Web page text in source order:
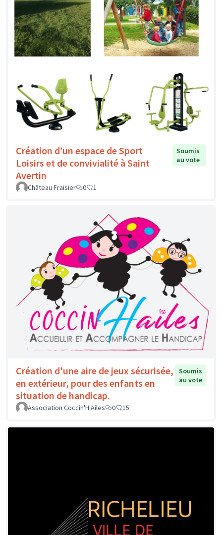
Création d’un espace de Sport
Loisirs et de convivialité à Saint
Avertin
Soumis
au vote
Château Fraisier 0 1
Création d'une aire de jeux sécurisée,
en extérieur, pour des enfants en
situation de handicap.
Soumis
au vote
Association Coccin'H Ailes 0 15